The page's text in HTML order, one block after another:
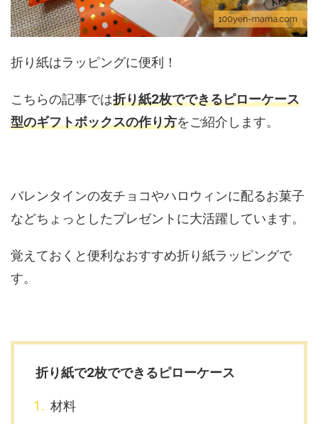
折り紙はラッピングに便利！
こちらの記事では折り紙2枚でできるピローケース
型のギフトボックスの作り方をご紹介します。
バレンタインの友チョコやハロウィンに配るお菓子
などちょっとしたプレゼントに大活躍しています。
覚えておくと便利なおすすめ折り紙ラッピングで
す。
折り紙で2枚でできるピローケース
材料